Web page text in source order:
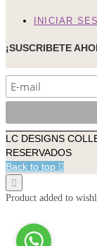
INICIAR
¡SUSCRIBETE
LC DESIGNS
RESERVADOS
Back to top
Product added to